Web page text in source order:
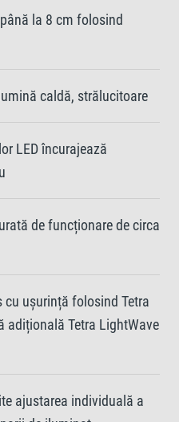
la 8 cm folosind
caldă, strălucitoare
LED încurajează
de funcționare de circa
ușurință folosind Tetra
adițională Tetra LightWave
ajustarea individuală a